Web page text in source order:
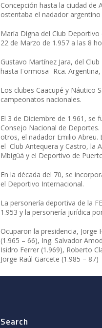
Concepción hasta la ciudad de
ostentaba el nadador
María Digna del Club
22 de Marzo de 1.957 a las 8
Gustavo Martínez Jara, del
hasta Formosa- Rca.
Los clubes Caacupé y Náutico
campeonatos nacionales.
El 3 de Diciembre de 1.961, se
Consejo Nacional de
otros, el nadador Emilio Abreu.
el Club Antequera y Castro, la
Mbigüá y el Deportivo de
En la década del 70, se
el Deportivo Internacional.
La personería deportiva de la
1.953 y la personería jurídica
Ocuparon la presidencia,
(1.965 – 66), Ing. Salvador
Isidro Ferrer (1.969), Roberto
Jorge Raúl Garcete (1.985 – 87)
Search